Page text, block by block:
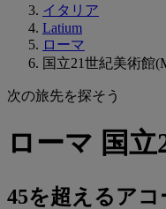
イタリア
Latium
ローマ
国立21世紀美術館
次の旅先を探そう
ローマ 国
45を超えるア